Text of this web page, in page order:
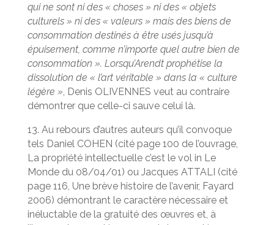
qui ne sont ni des « choses » ni des « objets
culturels » ni des « valeurs » mais des biens de
consommation destinés à être usés jusqu’à
épuisement, comme n’importe quel autre bien de
consommation ». Lorsqu’Arendt prophétise la
dissolution de « l’art véritable » dans la « culture
légère », Denis OLIVENNES veut au contraire
démontrer que celle-ci sauve celui là.
13. Au rebours d’autres auteurs qu’il convoque
tels Daniel COHEN (cité page 100 de l’ouvrage,
La propriété intellectuelle c’est le vol in Le
Monde du 08/04/01) ou Jacques ATTALI (cité
page 116, Une brève histoire de l’avenir, Fayard
2006) démontrant le caractère nécessaire et
inéluctable de la gratuité des œuvres et, à